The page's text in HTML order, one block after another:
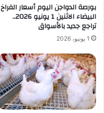
بورصة الدواجن اليوم أسعار الفراخ
البيضاء الاثنين 1 يونيو 2026..
تراجع جديد بالأسواق
1 يونيو، 2026